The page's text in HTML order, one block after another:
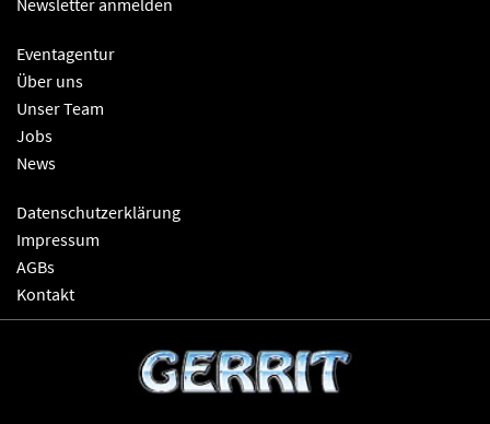
Newsletter anmelden
Eventagentur
Über uns
Unser Team
Jobs
News
Datenschutzerklärung
Impressum
AGBs
Kontakt